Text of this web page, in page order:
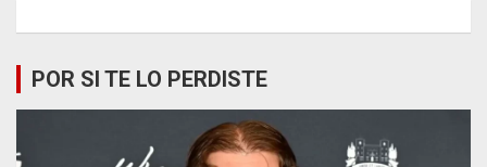
POR SI TE LO PERDISTE